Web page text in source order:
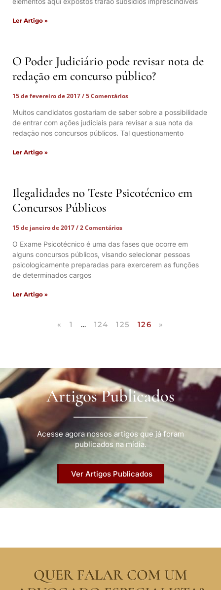
Ler Artigo »
O Poder Judiciário pode revisar nota de
redação em concurso público?
15 de fevereiro de 2017
5 Comentários
Muitos candidatos gostariam de saber sobre a possibilidade
de entrar com ações judiciais para revisar a sua nota da
redação nos concursos públicos. Tal questionamento
Ler Artigo »
Ilegalidades no Teste Psicotécnico em
Concursos Públicos
15 de janeiro de 2017
2 Comentários
O Exame Psicotécnico é uma das fases que ocorre em
alguns concursos públicos, visando selecionar pessoas
psicologicamente preparadas para exercerem as funções
de determinados cargos
Ler Artigo »
« 1 … 124 125 126 »
Artigos Publicados
Acesse agora nossos artigos que já foram
publicados na mídia.
Ver Artigos Publicados
QUER FALAR COM UM